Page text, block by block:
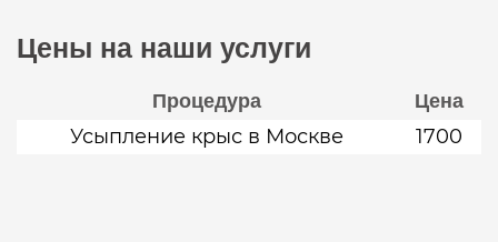
Цены на наши услуги
Процедура Цена
Усыпление крыс в Москве 1700